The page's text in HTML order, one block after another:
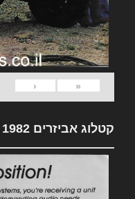
«
‹
קטלוג אביזרים 1982 Jeep